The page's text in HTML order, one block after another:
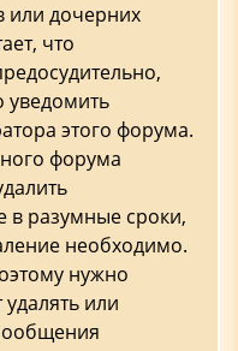
или дочерних
что
уведомить
этого форума.
форума
в разумные сроки,
необходимо.
нужно
или